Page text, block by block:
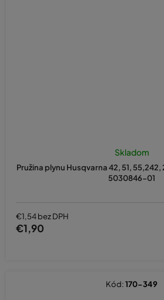
Pružina plynu Husqvarna 42, 51,
5030846-01
Skladom
€1,54 bez DPH
€1,90
Kód:170-349